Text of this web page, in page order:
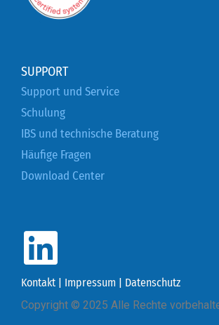
SUPPORT
Support und Service
Schulung
IBS und technische Beratung
Häufige Fragen
Download Center
Copyright © 2025 Alle Rechte
Kontakt | Impressum | Datenschutz